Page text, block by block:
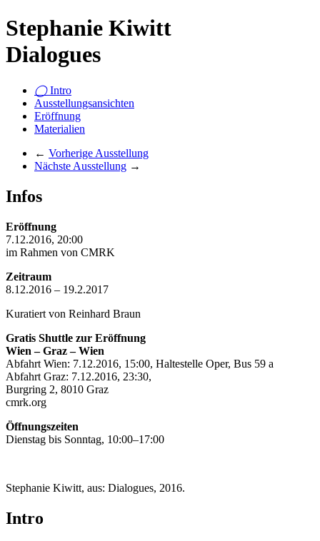
Stephanie Kiwitt
Dialogues
◯Intro
Ausstellungsansichten
Eröffnung
Materialien
← Vorherige Ausstellung
Nächste Ausstellung →
Infos
Eröffnung
7.12.2016, 20:00
im Rahmen von CMRK
Zeitraum
8.12.2016 – 19.2.2017
Kuratiert von Reinhard Braun
Gratis Shuttle zur Eröffnung
Wien – Graz – Wien
Abfahrt Wien: 7.12.2016, 15:00, Haltestelle Oper, Bus 59 a
Abfahrt Graz: 7.12.2016, 23:30,
Burgring 2, 8010 Graz
cmrk.org
Öffnungszeiten
Dienstag bis Sonntag, 10:00–17:00
Stephanie Kiwitt, aus: Dialogues, 2016.
Intro